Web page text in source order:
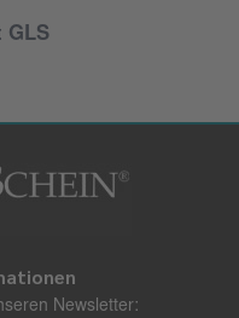
GLS
Newsletter: